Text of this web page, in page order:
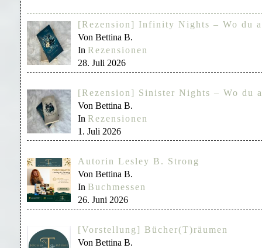
[Rezension] Infinity Nights – Wo du
Von Bettina B.
In Rezensionen
28. Juli 2026
[Rezension] Sinister Nights – Wo du
Von Bettina B.
In Rezensionen
1. Juli 2026
Autorin Lesley B. Strong
Von Bettina B.
In Buchmessen
26. Juni 2026
[Vorstellung] Bücher(T)räumen
Von Bettina B.